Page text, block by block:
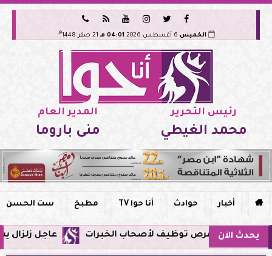






الخميس 04:01 مـ 21 صفر 1448 هـ
رئيس التحرير
محمد الغيطي
المدير العام
منى باروما
 أخبار حوادث أنا حوا TV مطبخ ست الحسن
يحدث الآن عاجل زلزال يشعر به سكان مصر فجر